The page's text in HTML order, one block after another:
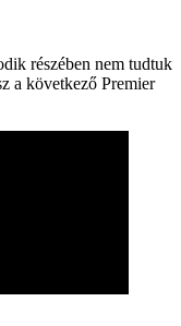
részében nem tudtuk
a következő Premier